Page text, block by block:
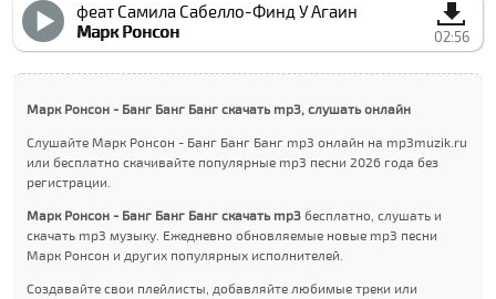
феат Cамила Cабелло-Финд У Агаин
Марк Ронсон
02:56
Марк Ронсон - Банг Банг Банг скачать mp3, слушать онлайн
Слушайте Марк Ронсон - Банг Банг Банг mp3 онлайн на mp3muzik.ru
или бесплатно скачивайте популярные mp3 песни 2026 года без
регистрации.
Марк Ронсон - Банг Банг Банг скачать mp3 бесплатно, слушать и
скачать mp3 музыку. Ежедневно обновляемые новые mp3 песни
Марк Ронсон и других популярных исполнителей.
Создавайте свои плейлисты, добавляйте любимые треки или